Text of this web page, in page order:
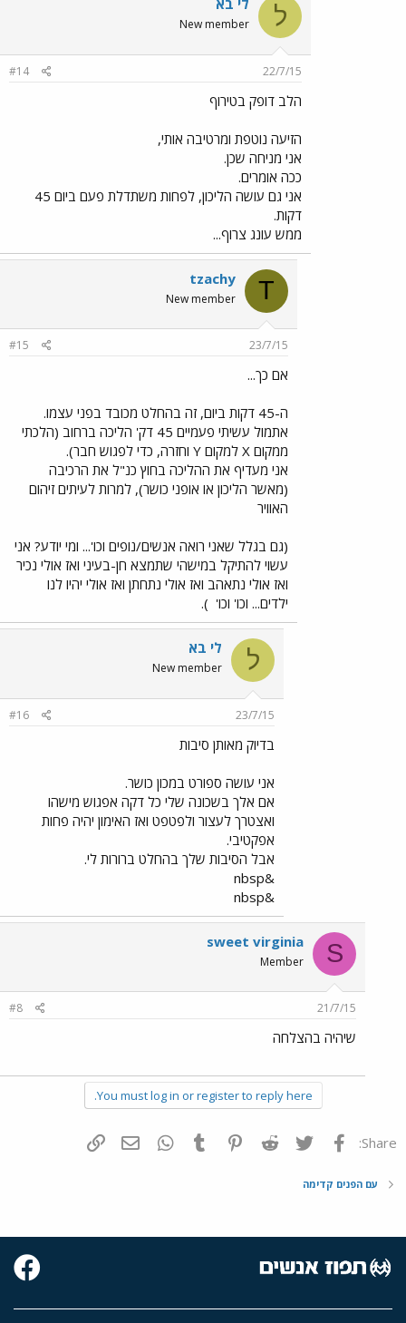
ל לי בא
New member
22/7/15
#14
הלב דופק בטירוף
הזיעה נוטפת ומרטיבה אותי,
אני מניחה שכן.
ככה אומרים.
אני גם עושה הליכון, לפחות משתדלת פעם ביום 45
דקות.
ממש עונג צרוף...
T
tzachy
New member
23/7/15
#15
אם כך...
ה-45 דקות ביום, זה בהחלט מכובד בפני עצמו.
אתמול עשיתי פעמיים 45 דק' הליכה ברחוב (הלכתי
ממקום X למקום Y וחזרה, כדי לפגוש חבר).
אני מעדיף את ההליכה בחוץ כנ"ל את הרכיבה
(מאשר הליכון או אופני כושר), למרות לעיתים זיהום
האוויר
(גם בגלל שאני רואה אנשים/נופים וכו'... ומי יודע? אני
עשוי להתיקל במישהי שתמצא חן-בעיני ואז אולי נכיר
ואז אולי נתאהב ואז אולי נתחתן ואז אולי יהיו לנו
ילדים... וכו' וכו' ).
ל לי בא
New member
23/7/15
#16
בדיוק מאותן סיבות
אני עושה ספורט במכון כושר.
אם אלך בשכונה שלי כל דקה אפגוש מישהו
ואצטרך לעצור ולפטפט ואז האימון יהיה פחות
אפקטיבי.
אבל הסיבות שלך בהחלט ברורות לי.
&nbsp
&nbsp
S
sweet virginia
Member
21/7/15
#8
שיהיה בהצלחה
You must log in or register to reply here.
Share: פייסבוק Twitter
Reddit
Pinterest
Tumblr
WhatsAppדואר אלקטרוני
עם הפנים קדימה